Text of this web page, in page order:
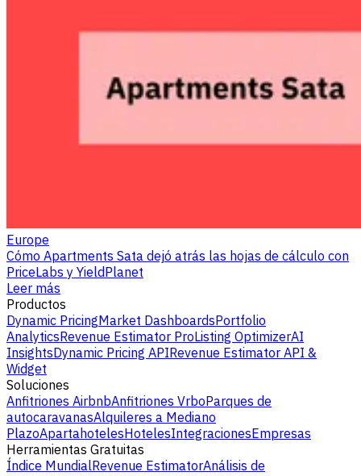
Europe
Cómo Apartments Sata dejó atrás las hojas de cálculo con
PriceLabs y YieldPlanet
Leer más
Productos
Dynamic PricingMarket DashboardsPortfolio
AnalyticsRevenue Estimator ProListing OptimizerAI
InsightsDynamic Pricing APIRevenue Estimator API &
Widget
Soluciones
Anfitriones AirbnbAnfitriones VrboParques de
autocaravanasAlquileres a Mediano
PlazoApartahotelesHotelesIntegracionesEmpresas
Herramientas Gratuitas
Índice MundialRevenue EstimatorAnálisis de